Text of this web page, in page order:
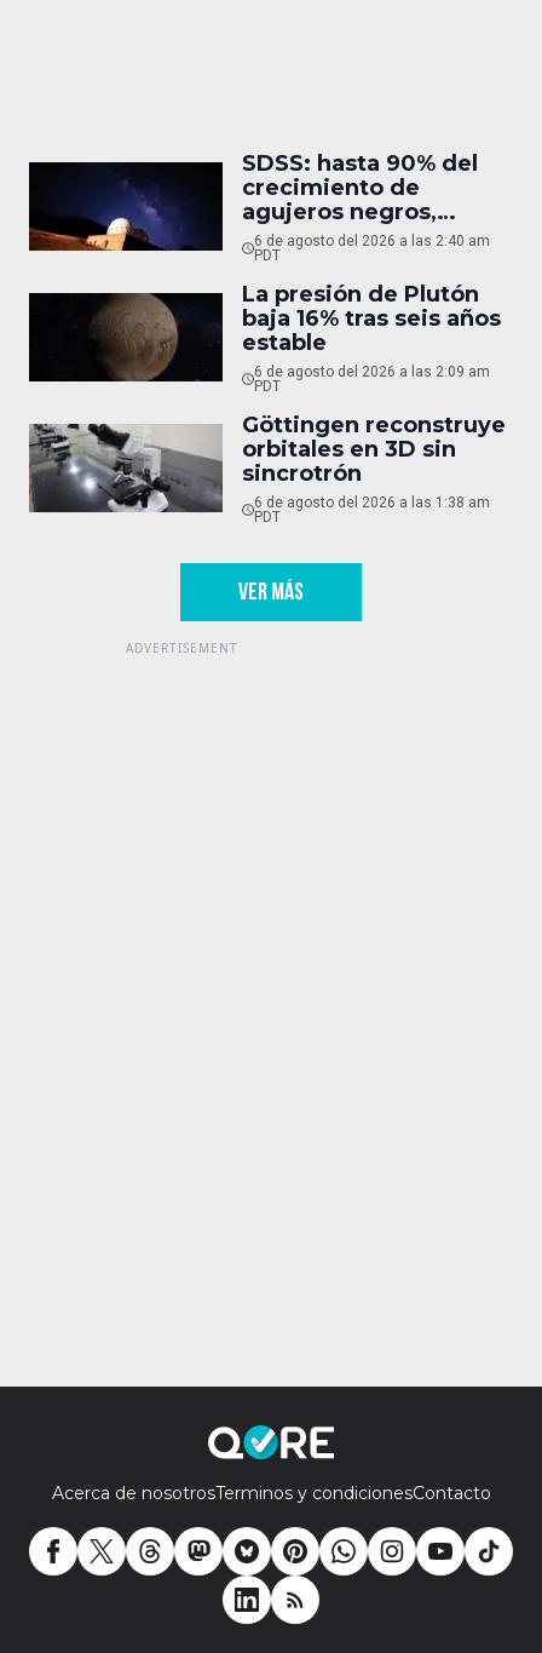
SDSS: hasta 90% del
crecimiento de
agujeros negros,
oculto
6 de agosto del 2026 a las 2:40 am
PDT
La presión de Plutón
baja 16% tras seis años
estable
6 de agosto del 2026 a las 2:09 am
PDT
Göttingen reconstruye
orbitales en 3D sin
sincrotrón
6 de agosto del 2026 a las 1:38 am
PDT
VER MÁS
Acerca de nosotrosTerminos y condicionesContacto